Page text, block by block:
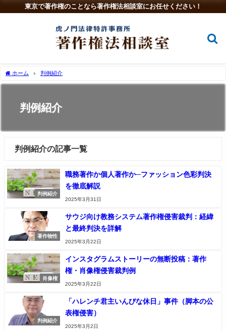
東京で著作権のことなら著作権法相談室にお任せください！
ホーム 判例紹介
判例紹介
判例紹介の記事一覧
判例紹介
職務著作か個人著作か─ファッション色彩判決
を徹底解説
2025年3月31日
著作物性
サウジ向け教務システム著作権侵害裁判：経緯
と最終判決を詳解
2025年3月22日
肖像権
インスタグラムストーリーの無断投稿：著作
権・肖像権侵害裁判例
2025年3月22日
判例紹介
「ハレンチ君主いんびな休日」事件（脚本の公
表権侵害）
2025年3月2日